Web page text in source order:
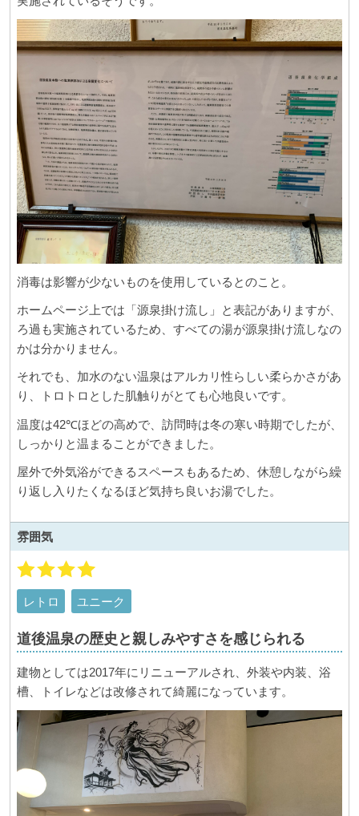
消毒は影響が少ないものを使用しているとのこと。
ホームページ上では「源泉掛け流し」と表記がありますが、
ろ過も実施されているため、すべての湯が源泉掛け流しなの
かは分かりません。
それでも、加水のない温泉はアルカリ性らしい柔らかさがあ
り、トロトロとした肌触りがとても心地良いです。
温度は42℃ほどの高めで、訪問時は冬の寒い時期でしたが、
しっかりと温まることができました。
屋外で外気浴ができるスペースもあるため、休憩しながら繰
り返し入りたくなるほど気持ち良いお湯でした。
雰囲気
レトロ ユニーク
道後温泉の歴史と親しみやすさを感じられる
建物としては2017年にリニューアルされ、外装や内装、浴
槽、トイレなどは改修されて綺麗になっています。